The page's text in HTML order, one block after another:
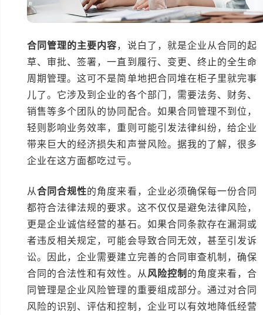
合同管理的主要内容，说白了，就是企业从合同的起
草、审批、签署，一直到履行、变更、终止的全生命
周期管理。这可不是简单地把合同堆在柜子里就完事
儿了。它涉及到企业的各个部门，需要法务、财务、
销售等多个团队的协同配合。如果合同管理不到位，
轻则影响业务效率，重则可能引发法律纠纷，给企业
带来巨大的经济损失和声誉风险。据我的了解，很多
企业在这方面都吃过亏。
从合同合规性的角度来看，企业必须确保每一份合同
都符合法律法规的要求。这不仅仅是避免法律风险，
更是企业诚信经营的基石。如果合同条款存在漏洞或
者违反相关规定，可能会导致合同无效，甚至引发诉
讼。因此，企业需要建立完善的合同审查机制，确保
合同的合法性和有效性。从风险控制的角度来看，合
同管理是企业风险管理的重要组成部分。通过对合同
风险的识别、评估和控制，企业可以有效地降低经营